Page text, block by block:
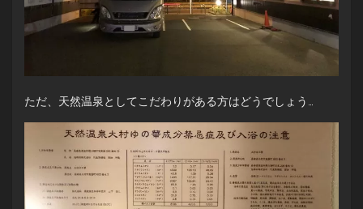
ただ、天然温泉としてこだわりがある方はどうでしょう…